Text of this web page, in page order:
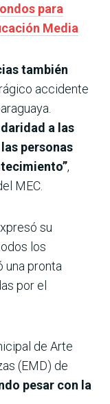
para
Media
también
accidente
a las
personas
,
MEC.
su
los
una pronta
por el
de Arte
(EMD) de
pesar con la